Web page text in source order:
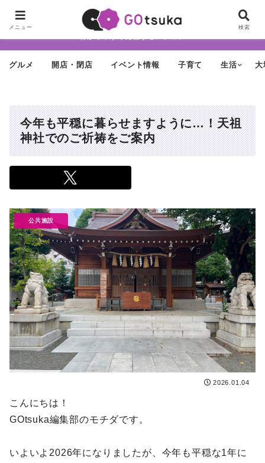
ちょっと怪しげだけど最近どんどん進化する街「大塚」の魅力を面白く・
グルメ 開店・閉店 イベント情報 子育て 生活 大
今年も平穏に暮らせますように…！天祖
神社でのご祈祷をご案内
公共施設
2026.01.04
こんにちは！
GOtsuka編集部のモチダです。
いよいよ2026年になりましたが、今年も平穏な1年に
メニュー 検索